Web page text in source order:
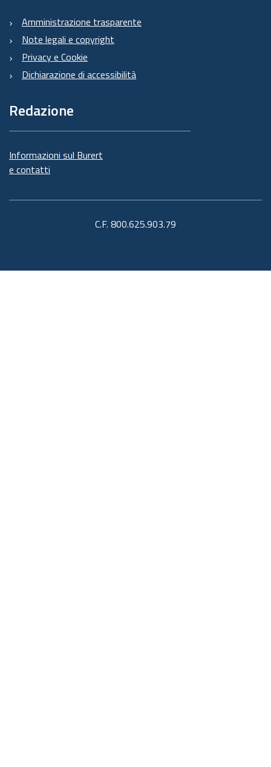
Amministrazione trasparente
Note legali e copyright
Privacy e Cookie
Dichiarazione di accessibilità
Redazione
Informazioni sul Burert
e contatti
C.F. 800.625.903.79